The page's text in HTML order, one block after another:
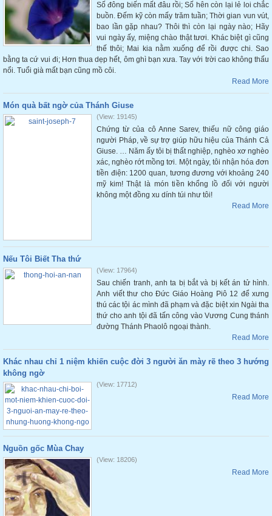
Số đông biến mất đâu rồi; Số hên còn lại lẻ loi chắc
buồn. Đếm kỹ còn mấy trăm tuần; Thời gian vun vút,
bao lần gặp nhau? Thôi thì còn lại ngày nào; Hãy
vui ngày ấy, miệng chào thật tươi. Khác biệt gì cũng
thế thôi; Mai kia nằm xuống để rồi được chi. Sao
bằng ta cứ vui đi; Hơn thua dẹp hết, ôm ghì bạn xưa. Tay với trời cao không thấu
nổi. Tuổi già mất bạn cũng mồ côi.
Read More
Món quà bất ngờ của Thánh Giuse
(View: 19145)
Chứng từ của cô Anne Sarev, thiếu nữ công giáo
người Pháp, về sự trợ giúp hữu hiệu của Thánh Cả
Giuse. … Năm ấy tôi bị thất nghiệp, nghèo xơ nghèo
xác, nghèo rớt mồng tơi. Một ngày, tôi nhận hóa đơn
tiền điện: 1200 quan, tương đương với khoảng 240
mỹ kim! Thật là món tiền khổng lồ đối với người
không một đồng xu dính túi như tôi!
Read More
Nếu Tôi Biết Tha thứ
(View: 17964)
Sau chiến tranh, anh ta bị bắt và bị kết án tử hình.
Anh viết thư cho Đức Giáo Hoàng Piô 12 để xưng
thú các tội ác mình đã phạm và đặc biệt xin Ngài tha
thứ cho anh tội đã tấn công vào Vương Cung thánh
đường Thánh Phaolô ngoại thành.
Read More
Khác nhau chỉ 1 niệm khiến cuộc đời 3 người ăn mày rẽ theo 3 hướng
không ngờ
(View: 17712)
Read More
Nguồn gốc Mùa Chay
(View: 18206)
Read More